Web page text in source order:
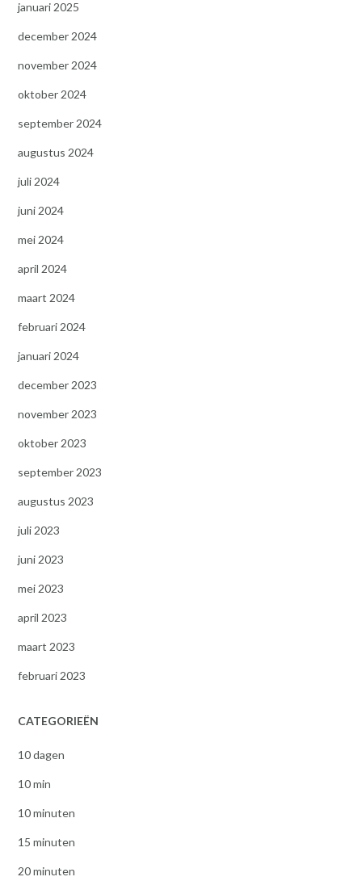
januari 2025
december 2024
november 2024
oktober 2024
september 2024
augustus 2024
juli 2024
juni 2024
mei 2024
april 2024
maart 2024
februari 2024
januari 2024
december 2023
november 2023
oktober 2023
september 2023
augustus 2023
juli 2023
juni 2023
mei 2023
april 2023
maart 2023
februari 2023
CATEGORIEËN
10 dagen
10 min
10 minuten
15 minuten
20 minuten